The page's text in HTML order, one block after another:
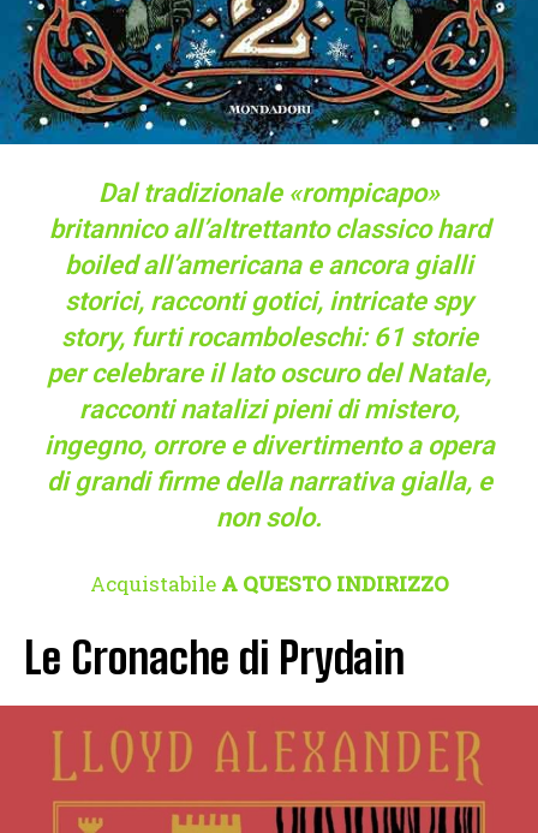
Dal tradizionale «rompicapo»
britannico all’altrettanto classico hard
boiled all’americana e ancora gialli
storici, racconti gotici, intricate spy
story, furti rocamboleschi: 61 storie
per celebrare il lato oscuro del Natale,
racconti natalizi pieni di mistero,
ingegno, orrore e divertimento a opera
di grandi firme della narrativa gialla, e
non solo.
Acquistabile A QUESTO INDIRIZZO
Le Cronache di Prydain